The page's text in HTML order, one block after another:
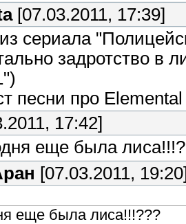
[07.03.2011, 17:39]
сериала
задротство в
песни про
17:42]
еще была
[07.03.2011,
еще была лиса!!!???